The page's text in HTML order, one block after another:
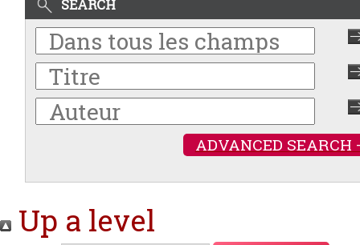
SEARCH
ADVANCED SEARCH
Up a level